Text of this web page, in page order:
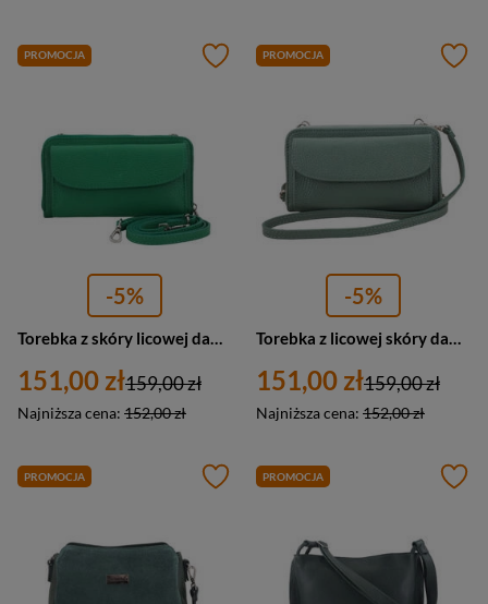
PROMOCJA
-5%
151,00 zł
Najniższa cena: 152,00 zł
159,00 zł
PROMOCJA
-5%
151,00 zł
Najniższa cena: 152,00 zł
159,00 zł
PROMOCJA PROMOCJA